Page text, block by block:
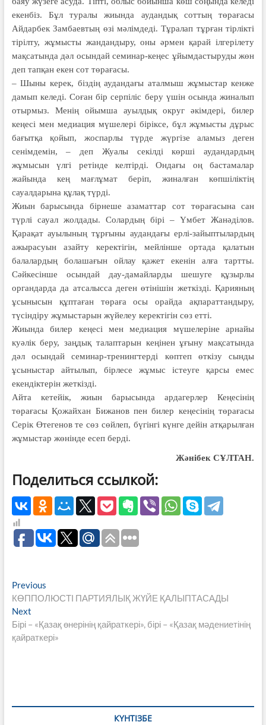
екенбіз. Бұл туралы жиында аудандық соттың төрағасы
Айдарбек Замбаевтың өзі мәлімдеді. Тұралап тұрған тірлікті
тірілту, жұмысты жандандыру, оны әрмен қарай ілгерілету
мақсатында дәл осындай семинар-кеңес ұйымдастыруды жөн
деп тапқан екен сот төрағасы.
– Шыны керек, біздің аудандағы аталмыш жұмыстар кенже
дамып келеді. Соған бір серпіліс беру үшін осында жиналып
отырмыз. Менің ойымша ауылдық округ әкімдері, билер
кеңесі мен медиация мүшелері біріксе, бұл жұмысты дұрыс
бағытқа қойып, жоспарлы түрде жүргізе аламыз деген
сенімдемін, – деп Жуалы секілді көрші аудандардың
жұмысын үлгі ретінде келтірді. Ондағы оң бастамалар
жайында кең мағлұмат беріп, жиналған көпшіліктің
сауалдарына құлақ түрді.
Жиын барысында бірнеше азаматтар сот төрағасына сан
түрлі сауал жолдады. Солардың бірі – Үмбет Жанәділов.
Қарақат ауылының тұрғыны аудандағы ерлі-зайыптылардың
ажырасуын азайту керектігін, мейлінше ортада қалатын
балалардың болашағын ойлау қажет екенін алға тартты.
Сәйкесінше осындай дау-дамайларды шешуге құзырлы
органдарда да атсалысса деген өтінішін жеткізді. Қарияның
ұсынысын құптаған төраға осы орайда ақпараттандыру,
түсіндіру жұмыстарын жүйелеу керектігін сөз етті.
Жиында билер кеңесі мен медиация мүшелеріне арнайы
куәлік беру, заңдық талаптарын кеңінен ұғыну мақсатында
дәл осындай семинар-тренингтерді көптеп өткізу сынды
ұсыныстар айтылып, бірлесе жұмыс істеуге қарсы емес
екендіктерін жеткізді.
Айта кетейік, жиын барысында ардагерлер Кеңесінің
төрағасы Қожайхан Бижанов пен билер кеңесінің төрағасы
Серік Өтегенов те сөз сөйлеп, бүгінгі күнге дейін атқарылған
жұмыстар жөнінде есеп берді.
Жәнібек СҰЛТАН.
Поделиться ссылкой:
Навигация
по
записям
PreviousPrevious
post:
КӨППОЛЮСТІ ПАРТИЯЛЫҚ ЖҮЙЕ ҚАЛЫПТАСАДЫ
NextNext
post:
Бірі – «Қазақ өнерінің қайраткері», бірі – «Қазақ мәдениетінің
қайраткері»
КҮНТІЗБЕ